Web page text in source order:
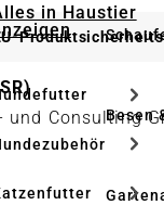
in Haustier
Besen
und Consulting